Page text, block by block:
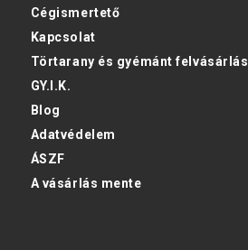
Cégismertető
Kapcsolat
Törtarany és gyémánt felvásárlás
GY.I.K.
Blog
Adatvédelem
ÁSZF
A vásárlás mente